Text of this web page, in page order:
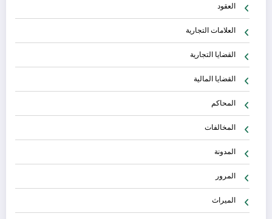
العقود
العلامات التجارية
القضايا التجارية
القضايا المالية
المحاكم
المخالفات
المدونة
المرور
الميراث